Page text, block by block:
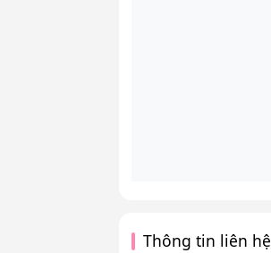
Thông tin liên hệ